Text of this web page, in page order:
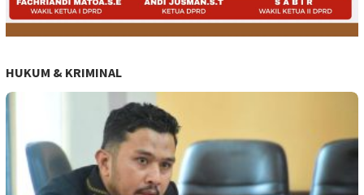
HUKUM & KRIMINAL